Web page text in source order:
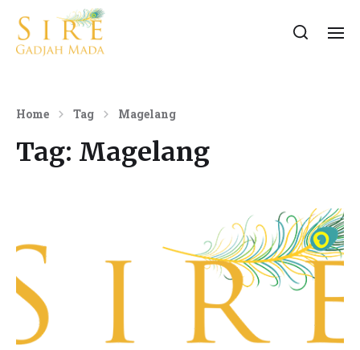
Home Tag Magelang
Tag: Magelang